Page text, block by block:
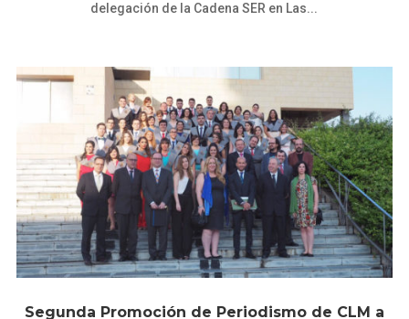
delegación de la Cadena SER en Las...
Segunda Promoción de Periodismo de CLM a